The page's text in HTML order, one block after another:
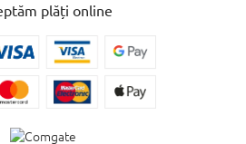
plăți online